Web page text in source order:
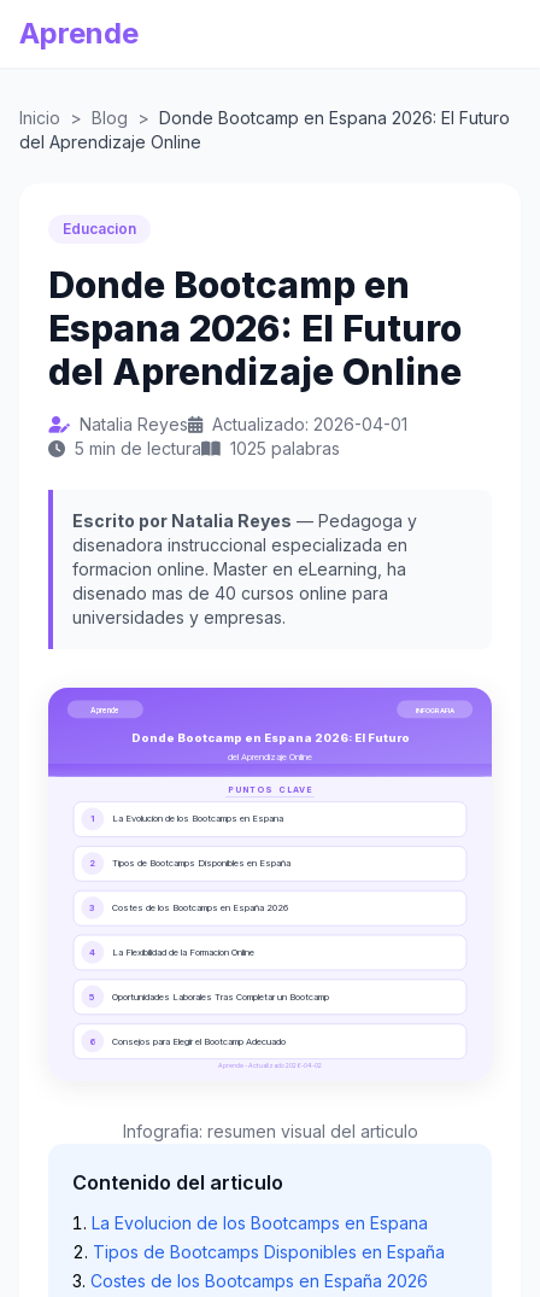
Aprende
Inicio > Blog > Donde Bootcamp en Espana 2026: El Futuro
del Aprendizaje Online
Educacion
Donde Bootcamp en
Espana 2026: El Futuro
del Aprendizaje Online
Natalia Reyes
Actualizado: 2026-04-01
5 min de lectura
1025 palabras
Escrito por Natalia Reyes — Pedagoga y
disenadora instruccional especializada en
formacion online. Master en eLearning, ha
disenado mas de 40 cursos online para
universidades y empresas.
Aprende INFOGRAFIA
Donde Bootcamp en Espana 2026: El Futuro
del Aprendizaje Online
PUNTOS CLAVE
1 La Evolucion de los Bootcamps en Espana
2 Tipos de Bootcamps Disponibles en España
3 Costes de los Bootcamps en España 2026
4 La Flexibilidad de la Formacion Online
5 Oportunidades Laborales Tras Completar un Bootcamp
6 Consejos para Elegir el Bootcamp Adecuado
Aprende - Actualizado 2026-04-02
Infografia: resumen visual del articulo
Contenido del articulo
La Evolucion de los Bootcamps en Espana
Tipos de Bootcamps Disponibles en España
Costes de los Bootcamps en España 2026